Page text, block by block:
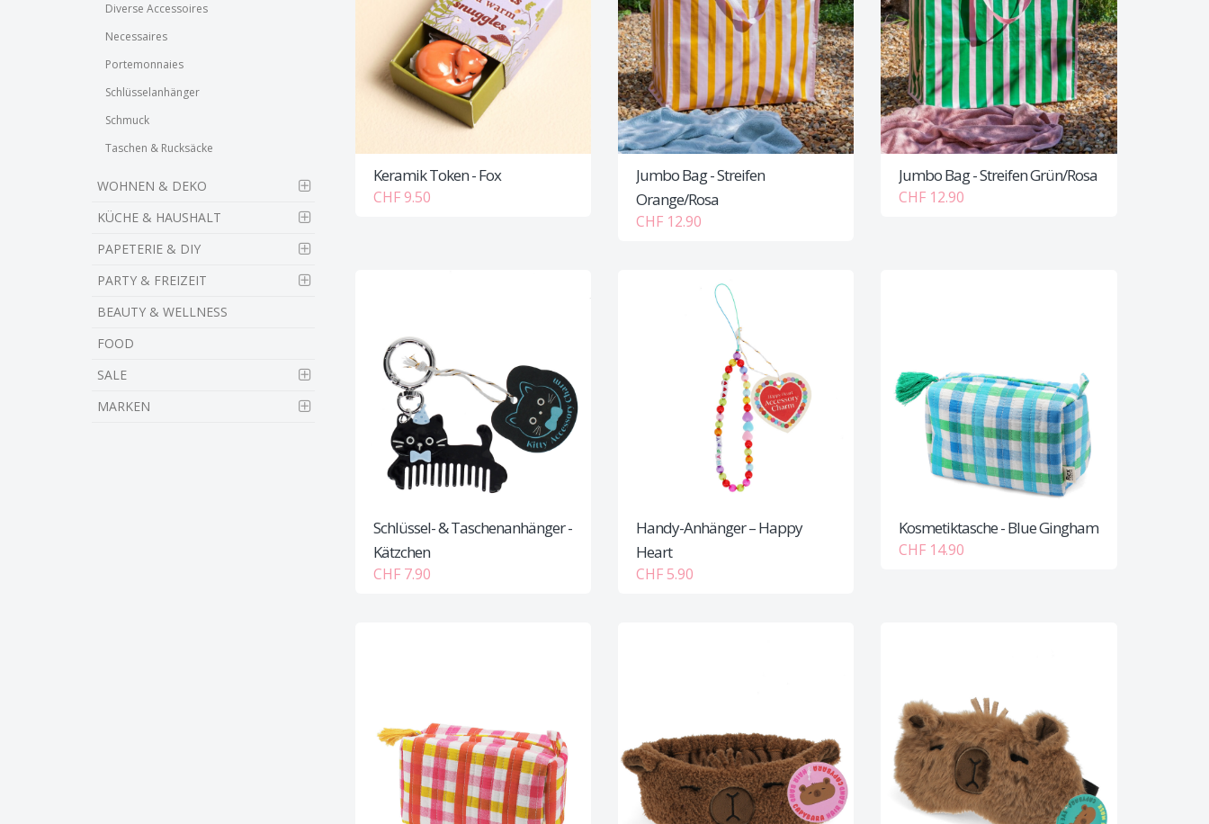
Diverse Accessoires
Necessaires
Portemonnaies
Schlüsselanhänger
Schmuck
Taschen & Rucksäcke
WOHNEN & DEKO
KÜCHE & HAUSHALT
PAPETERIE & DIY
PARTY & FREIZEIT
BEAUTY & WELLNESS
FOOD
SALE
MARKEN
Keramik Token - Fox
CHF 9.50
Jumbo Bag - Streifen
Orange/Rosa
CHF 12.90
Jumbo Bag - Streifen Grün/Rosa
CHF 12.90
Schlüssel- & Taschenanhänger -
Kätzchen
CHF 7.90
Handy-Anhänger – Happy
Heart
CHF 5.90
Kosmetiktasche - Blue Gingham
CHF 14.90